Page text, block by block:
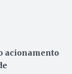
acionamento